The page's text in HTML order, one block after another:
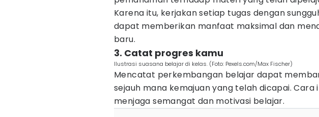
Karena itu, kerjakan setiap tugas dengan
dapat memberikan manfaat maksimal dan
baru.
3. Catat progres kamu
Ilustrasi suasana belajar di kelas. (Foto: Pexels.com/Max Fischer)
Mencatat perkembangan belajar dapat
sejauh mana kemajuan yang telah dicapai. Cara
menjaga semangat dan motivasi belajar.